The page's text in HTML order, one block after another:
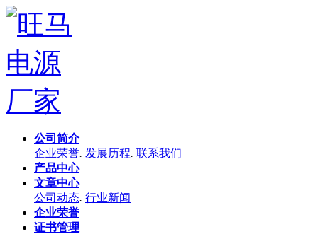
公司简介
企业荣誉. 发展历程. 联系我们
产品中心
文章中心
公司动态. 行业新闻
企业荣誉
证书管理